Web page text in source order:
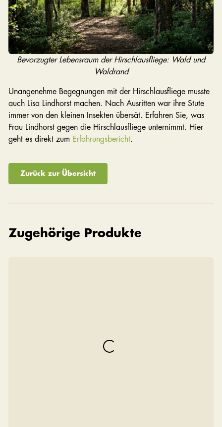
Bevorzugter Lebensraum der Hirschlausfliege: Wald und
Waldrand
Unangenehme Begegnungen mit der Hirschlausfliege musste
auch Lisa Lindhorst machen. Nach Ausritten war ihre Stute
immer von den kleinen Insekten übersät. Erfahren Sie, was
Frau Lindhorst gegen die Hirschlausfliege unternimmt. Hier
geht es direkt zum Erfahrungsbericht.
Zurück zur Übersicht
Zugehörige Produkte